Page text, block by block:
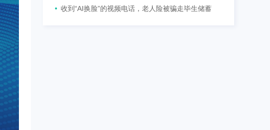
• 收到“AI换脸”的视频电话，老人险被骗走毕生储蓄